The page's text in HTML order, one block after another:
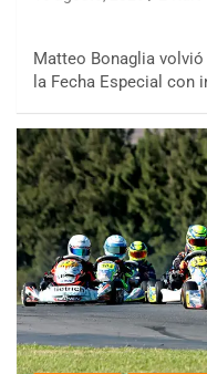
Matteo Bonaglia
la Fecha Especial con